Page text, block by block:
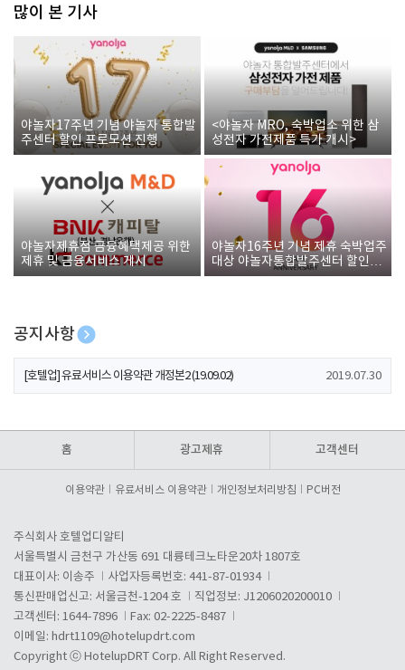
많이 본 기사
야놀자17주년 기념 야놀자 통합발
주센터 할인 프로모션 진행
<야놀자 MRO, 숙박업소 위한 삼
성전자 가전제품 특가 개시>
야놀자제휴점 금융혜택제공 위한
제휴 및 금융서비스 게시
야놀자16주년 기념 제휴 숙박업주
대상 야놀자통합발주센터 할인쿠
폰 증정
공지사항
[호텔업] 개인정보 처리방침 개정본1 (19.09.02)
[호텔업] 유료서비스 이용약관 개정본2 (19.09.02) 2019.07.30
홈 광고제휴 고객센터
이용약관 유료서비스 이용약관 개인정보처리방침 PC버전
주식회사 호텔업디알티
서울특별시 금천구 가산동 691 대륭테크노타운20차 1807호
대표이사: 이송주
사업자등록번호: 441-87-01934
통신판매업신고: 서울금천-1204 호
직업정보: J1206020200010
고객센터: 1644-7896
Fax: 02-2225-8487
이메일: hdrt1109@hotelupdrt.com
Copyright ⓒ HotelupDRT Corp. All Right Reserved.